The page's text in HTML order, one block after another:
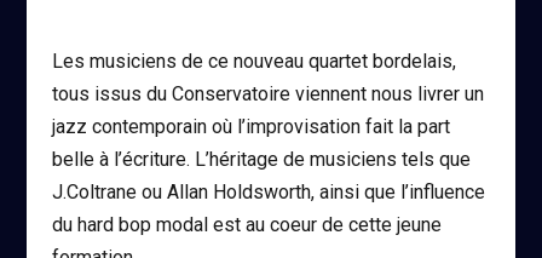
Les musiciens de ce nouveau quartet bordelais,
tous issus du Conservatoire viennent nous livrer un
jazz contemporain où l’improvisation fait la part
belle à l’écriture. L’héritage de musiciens tels que
J.Coltrane ou Allan Holdsworth, ainsi que l’influence
du hard bop modal est au coeur de cette jeune